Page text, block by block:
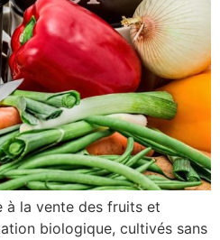
à la vente des fruits et
biologique, cultivés sans